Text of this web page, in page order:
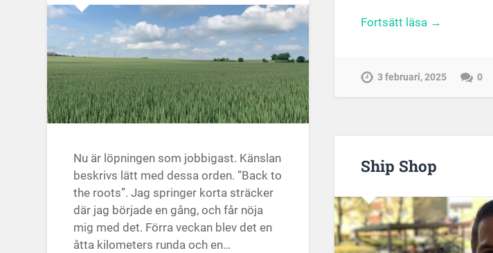
Fortsätt läsa →
3 februari, 2025 0
Nu är löpningen som jobbigast. Känslan
beskrivs lätt med dessa orden. ”Back to
the roots”. Jag springer korta sträcker
där jag började en gång, och får nöja
mig med det. Förra veckan blev det en
åtta kilometers runda och en…
Ship Shop